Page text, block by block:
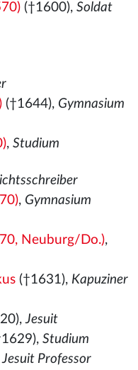
(†1600), Soldat
(†1644), Gymnasium
, Studium
, Gymnasium
Neuburg/Do.),
(†1631), Kapuziner
Jesuit
Studium
Jesuit Professor